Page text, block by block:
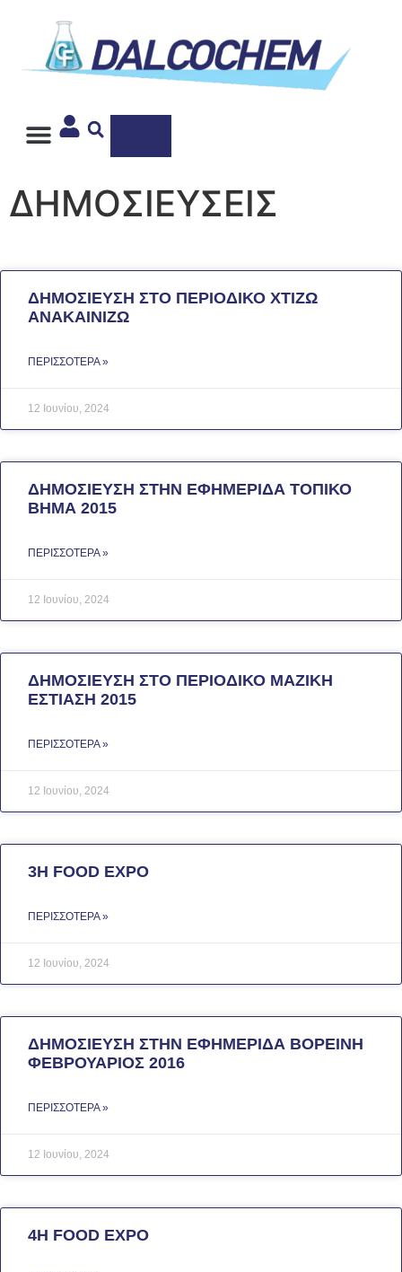
ΔΗΜΟΣΙΕΥΣΕΙΣ
ΔΗΜΟΣΙΕΥΣΗ ΣΤΟ ΠΕΡΙΟΔΙΚΟ ΧΤΙΖΩ
ΑΝΑΚΑΙΝΙΖΩ
ΠΕΡΙΣΣΌΤΕΡΑ »
12 Ιουνίου, 2024
ΔΗΜΟΣΙΕΥΣΗ ΣΤΗΝ ΕΦΗΜΕΡΙΔΑ ΤΟΠΙΚΟ
ΒΗΜΑ 2015
ΠΕΡΙΣΣΌΤΕΡΑ »
12 Ιουνίου, 2024
ΔΗΜΟΣΙΕΥΣΗ ΣΤΟ ΠΕΡΙΟΔΙΚΟ ΜΑΖΙΚΗ
ΕΣΤΙΑΣΗ 2015
ΠΕΡΙΣΣΌΤΕΡΑ »
12 Ιουνίου, 2024
3Η FOOD EXPO
ΠΕΡΙΣΣΌΤΕΡΑ »
12 Ιουνίου, 2024
ΔΗΜΟΣΙΕΥΣΗ ΣΤΗΝ ΕΦΗΜΕΡΙΔΑ ΒΟΡΕΙΝΗ
ΦΕΒΡΟΥΑΡΙΟΣ 2016
ΠΕΡΙΣΣΌΤΕΡΑ »
12 Ιουνίου, 2024
4Η FOOD EXPO